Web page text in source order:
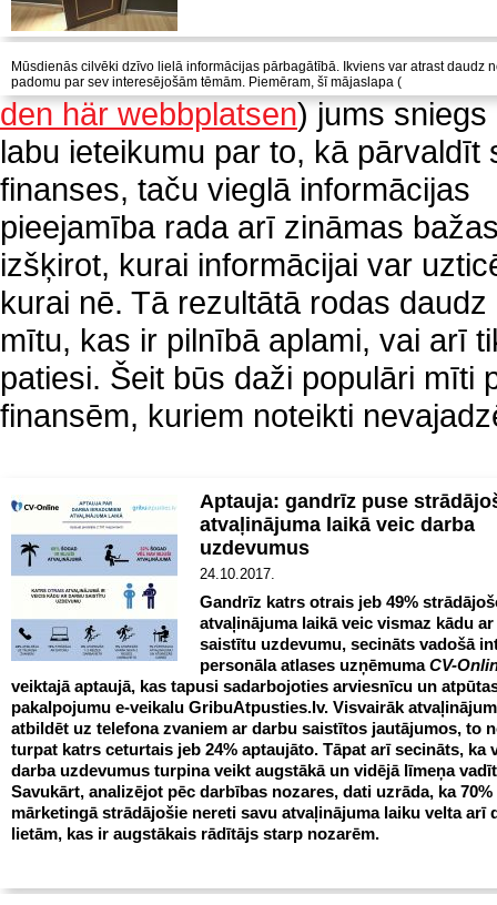
Mūsdienās cilvēki dzīvo lielā informācijas pārbagātībā. Ikviens var atrast daudz
padomu par sev interesējošām tēmām. Piemēram, šī mājaslapa (
den här webbplatsen) jums sniegs
labu ieteikumu par to, kā pārvaldīt
finanses, taču vieglā informācijas
pieejamība rada arī zināmas
izšķirot, kurai informācijai var
kurai nē. Tā rezultātā rodas daudz
mītu, kas ir pilnībā aplami, vai arī
patiesi. Šeit būs daži populāri mīti
finansēm, kuriem noteikti
Aptauja: gandrīz puse
atvaļinājuma laikā veic darba
uzdevumus
24.10.2017.
Gandrīz katrs otrais jeb 49%
atvaļinājuma laikā veic vismaz kādu
saistītu uzdevumu, secināts vadošā
personāla atlases uzņēmumaCV-
veiktajā aptaujā, kas tapusi sadarbojoties arviesnīcu un
pakalpojumu e-veikalu GribuAtpusties.lv. Visvairāk
atbildēt uz telefona zvaniem ar darbu saistītos jautājumos, to
turpat katrs ceturtais jeb 24% aptaujāto. Tāpat arī secināts, ka
darba uzdevumus turpina veikt augstākā un vidējā līmeņa
Savukārt, analizējot pēc darbības nozares, dati uzrāda, ka 70%
mārketingā strādājošie nereti savu atvaļinājuma laiku velta arī
lietām, kas ir augstākais rādītājs starp nozarēm.